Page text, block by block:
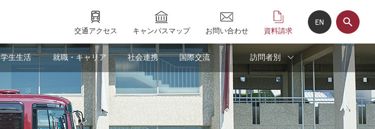
交通アクセス キャンパスマップ お問い合わせ 資料請求
学生生活 就職・キャリア 社会連携 国際交流 訪問者別